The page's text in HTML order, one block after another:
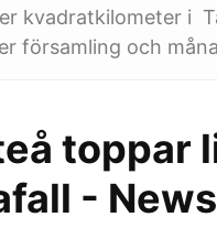
kvadratkilometer i
församling och
toppar
-